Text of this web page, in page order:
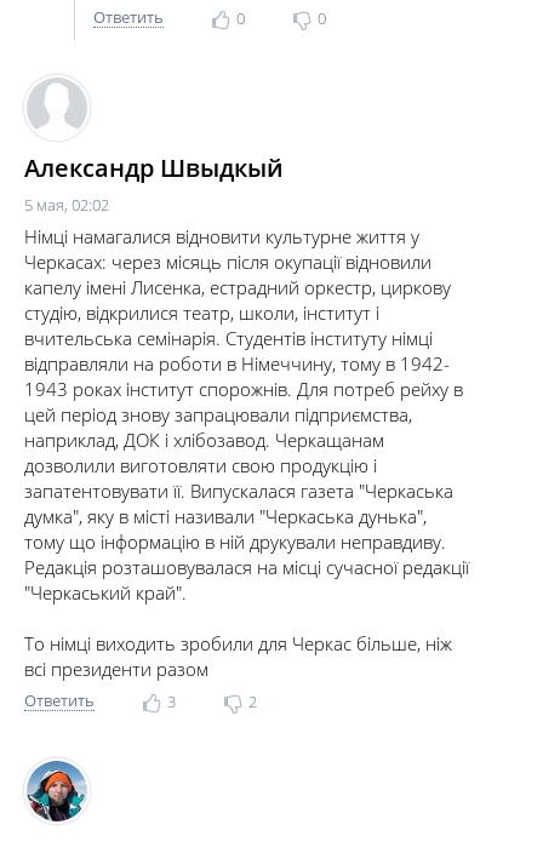
Ответить 0 0
Александр Швыдкый
5 мая, 02:02
Німці намагалися відновити культурне життя у
Черкасах: через місяць після окупації відновили
капелу імені Лисенка, естрадний оркестр, циркову
студію, відкрилися театр, школи, інститут і
вчительська семінарія. Студентів інституту німці
відправляли на роботи в Німеччину, тому в 1942-
1943 роках інститут спорожнів. Для потреб рейху в
цей період знову запрацювали підприємства,
наприклад, ДОК і хлібозавод. Черкащанам
дозволили виготовляти свою продукцію і
запатентовувати її. Випускалася газета "Черкаська
думка", яку в місті називали "Черкаська дунька",
тому що інформацію в ній друкували неправдиву.
Редакція розташовувалася на місці сучасної редакції
"Черкаський край".
То німці виходить зробили для Черкас більше, ніж
всі президенти разом
Ответить 3 2